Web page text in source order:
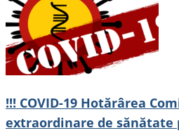
!!! COVID-19 Hotărârea
extraordinare de sănătate